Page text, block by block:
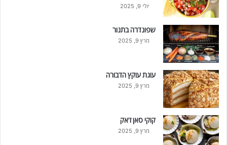
יולי 9, 2025
שפונדרה בתנור
מרץ 9, 2025
עוגת עוקץ הדבורה
מרץ 9, 2025
קוקי סאן ז'אק
מרץ 9, 2025